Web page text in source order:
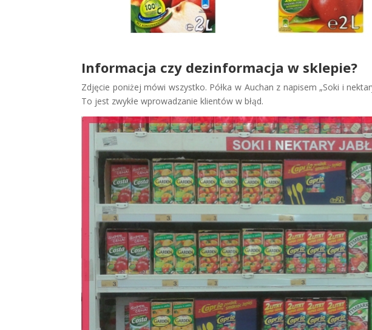
Informacja czy dezinformacja w sklepie?
Zdjęcie poniżej mówi wszystko. Półka w Auchan z napisem „Soki i
To jest zwykłe wprowadzanie klientów w błąd.